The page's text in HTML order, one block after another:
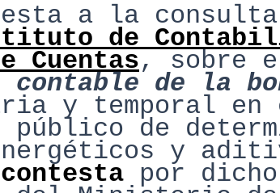
a la
de
Cuentas, sobre
contable de la
y temporal en
de
y
contesta por dicho